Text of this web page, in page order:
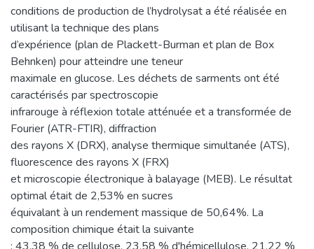
conditions de production de l’hydrolysat a été réalisée en
utilisant la technique des plans
d’expérience (plan de Plackett-Burman et plan de Box
Behnken) pour atteindre une teneur
maximale en glucose. Les déchets de sarments ont été
caractérisés par spectroscopie
infrarouge à réflexion totale atténuée et a transformée de
Fourier (ATR-FTIR), diffraction
des rayons X (DRX), analyse thermique simultanée (ATS),
fluorescence des rayons X (FRX)
et microscopie électronique à balayage (MEB). Le résultat
optimal était de 2,53% en sucres
équivalant à un rendement massique de 50,64%. La
composition chimique était la suivante